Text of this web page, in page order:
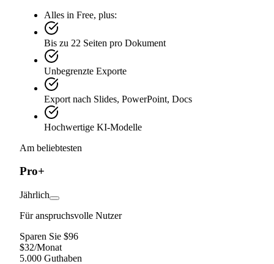
Alles in Free, plus:
Bis zu 22 Seiten pro Dokument
Unbegrenzte Exporte
Export nach Slides, PowerPoint, Docs
Hochwertige KI-Modelle
Am beliebtesten
Pro+
Jährlich
Für anspruchsvolle Nutzer
Sparen Sie $96
$32/Monat
5.000 Guthaben